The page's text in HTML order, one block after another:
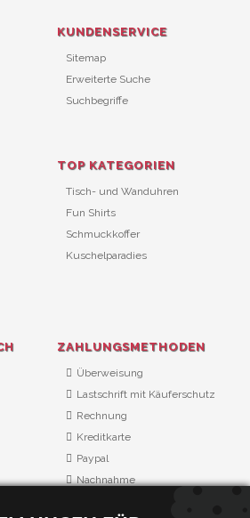
KUNDENSERVICE
Sitemap
Erweiterte Suche
Suchbegriffe
TOP KATEGORIEN
Tisch- und Wanduhren
Fun Shirts
Schmuckkoffer
Kuschelparadies
ZAHLUNGSMETHODEN
Überweisung
Lastschrift mit Käuferschutz
Rechnung
Kreditkarte
Paypal
Nachnahme